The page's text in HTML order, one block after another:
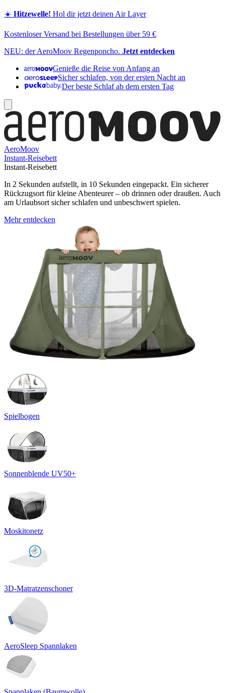
☀️ Hitzewelle! Hol dir jetzt deinen Air Layer
Kostenloser Versand bei Bestellungen über 59 €
NEU: der AeroMoov Regenponcho. Jetzt entdecken
Genieße die Reise von Anfang an
Sicher schlafen, von der ersten Nacht an
Der beste Schlaf ab dem ersten Tag
AeroMoov
Instant-Reisebett
Instant-Reisebett
In 2 Sekunden aufstellt, in 10 Sekunden eingepackt. Ein sicherer
Rückzugsort für kleine Abenteurer – ob drinnen oder draußen. Auch
am Urlaubsort sicher schlafen und unbeschwert spielen.
Mehr entdecken
Spielbogen
Sonnenblende UV50+
Moskitonetz
3D-Matratzenschoner
AeroSleep Spannlaken